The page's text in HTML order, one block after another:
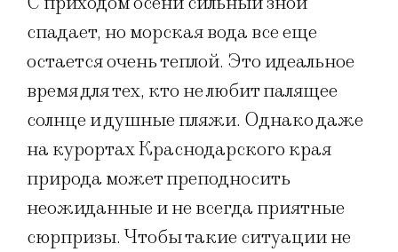
спадает, но морская вода все еще
остается очень теплой. Это идеальное
время для тех, кто не любит палящее
солнце и душные пляжи. Однако даже
на курортах Краснодарского края
природа может преподносить
неожиданные и не всегда приятные
сюрпризы. Чтобы такие ситуации не